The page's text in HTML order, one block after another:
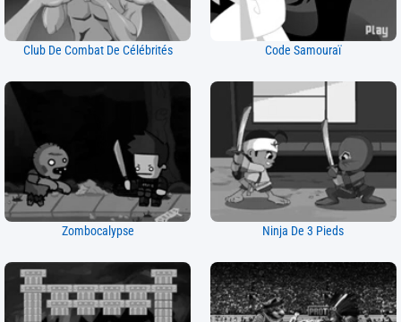
Club De Combat De Célébrités Code Samouraï
Zombocalypse Ninja De 3 Pieds